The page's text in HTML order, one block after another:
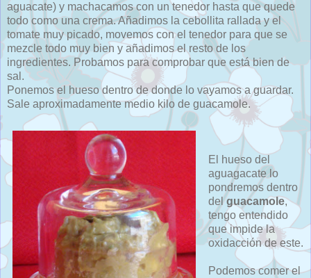
aguacate) y machacamos con un tenedor hasta que quede
todo como una crema. Añadimos la cebollita rallada y el
tomate muy picado, movemos con el tenedor para que se
mezcle todo muy bien y añadimos el resto de los
ingredientes. Probamos para comprobar que está bien de
sal.
Ponemos el hueso dentro de donde lo vayamos a guardar.
Sale aproximadamente medio kilo de guacamole.
El hueso del
aguagacate lo
pondremos dentro
delguacamole,
tengo entendido
que impide la
oxidacción de este.
Podemos comer el